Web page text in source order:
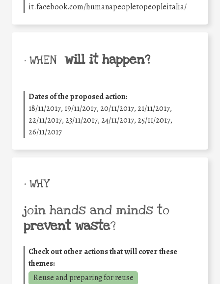
it.facebook.com/humanapeopletopeopleitalia/
• WHEN will it happen?
Dates of the proposed action:
18/11/2017, 19/11/2017, 20/11/2017, 21/11/2017,
22/11/2017, 23/11/2017, 24/11/2017, 25/11/2017,
26/11/2017
• WHY
join hands and minds to
prevent waste?
Check out other actions that will cover these
themes:
Reuse and preparing for reuse